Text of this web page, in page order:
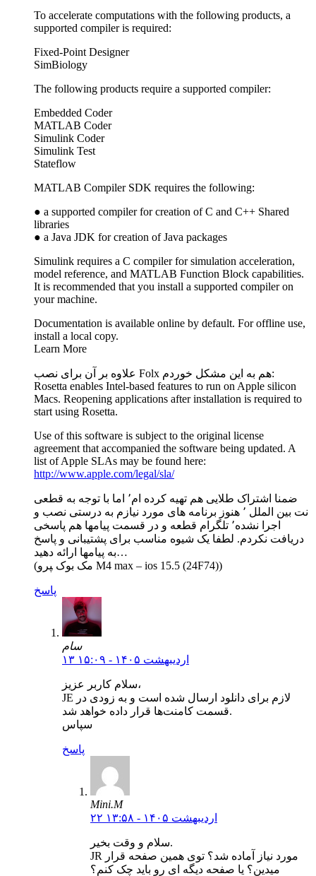
To accelerate computations with the following products, a
supported compiler is required:
Fixed-Point Designer
SimBiology
The following products require a supported compiler:
Embedded Coder
MATLAB Coder
Simulink Coder
Simulink Test
Stateflow
MATLAB Compiler SDK requires the following:
● a supported compiler for creation of C and C++ Shared
libraries
● a Java JDK for creation of Java packages
Simulink requires a C compiler for simulation acceleration,
model reference, and MATLAB Function Block capabilities.
It is recommended that you install a supported compiler on
your machine.
Documentation is available online by default. For offline use,
install a local copy.
Learn More
علاوه بر آن برای نصب Folx هم به این مشکل خوردم:
Rosetta enables Intel-based features to run on Apple silicon
Macs. Reopening applications after installation is required to
start using Rosetta.
Use of this software is subject to the original license
agreement that accompanied the software being updated. A
list of Apple SLAs may be found here:
http://www.apple.com/legal/sla/
ضمنا اشتراک طلایی هم تهیه کرده ام٬ اما با توجه به قطعی
نت بین الملل ٬ هنوز برنامه های مورد نیازم به درستی نصب و
اجرا نشده٬ تلگرام قطعه و در قسمت پیامها هم پاسخی
دریافت نکردم. لطفا یک شیوه مناسب برای پشتیبانی و پاسخ
به پیامها ارائه دهید…
(مک بوک ‍پرو M4 max – ios 15.5 (24F74))
پاسخ
سام
۱۳ اردیبهشت ۱۴۰۵ - ۱۵:۰۹
سلام کاربر عزیز،
JE لازم برای دانلود ارسال شده است و به زودی در
قسمت کامنت‌ها قرار داده خواهد شد.
سپاس
پاسخ
Mini.M
۲۲ اردیبهشت ۱۴۰۵ - ۱۳:۵۸
سلام و وقت بخیر.
JR مورد نیاز آماده شد؟ توی همین صفحه قرار
میدین؟ یا صفحه دیگه ای رو باید چک کنم؟